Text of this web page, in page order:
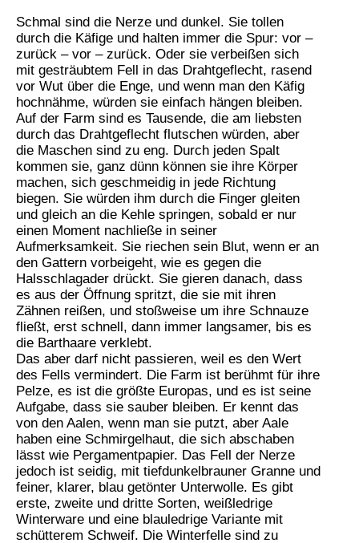
Schmal sind die Nerze und dunkel. Sie tollen
durch die Käfige und halten immer die Spur: vor –
zurück – vor – zurück. Oder sie verbeißen sich
mit gesträubtem Fell in das Drahtgeflecht, rasend
vor Wut über die Enge, und wenn man den Käfig
hochnähme, würden sie einfach hängen bleiben.
Auf der Farm sind es Tausende, die am liebsten
durch das Drahtgeflecht flutschen würden, aber
die Maschen sind zu eng. Durch jeden Spalt
kommen sie, ganz dünn können sie ihre Körper
machen, sich geschmeidig in jede Richtung
biegen. Sie würden ihm durch die Finger gleiten
und gleich an die Kehle springen, sobald er nur
einen Moment nachließe in seiner
Aufmerksamkeit. Sie riechen sein Blut, wenn er an
den Gattern vorbeigeht, wie es gegen die
Halsschlagader drückt. Sie gieren danach, dass
es aus der Öffnung spritzt, die sie mit ihren
Zähnen reißen, und stoßweise um ihre Schnauze
fließt, erst schnell, dann immer langsamer, bis es
die Barthaare verklebt.
Das aber darf nicht passieren, weil es den Wert
des Fells vermindert. Die Farm ist berühmt für ihre
Pelze, es ist die größte Europas, und es ist seine
Aufgabe, dass sie sauber bleiben. Er kennt das
von den Aalen, wenn man sie putzt, aber Aale
haben eine Schmirgelhaut, die sich abschaben
lässt wie Pergamentpapier. Das Fell der Nerze
jedoch ist seidig, mit tiefdunkelbrauner Granne und
feiner, klarer, blau getönter Unterwolle. Es gibt
erste, zweite und dritte Sorten, weißledrige
Winterware und eine blauledrige Variante mit
schütterem Schweif. Die Winterfelle sind zu